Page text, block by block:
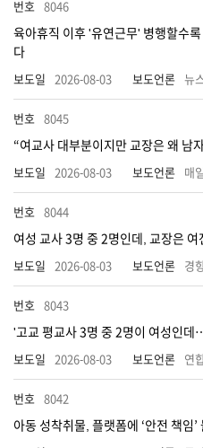
8046
육아휴직 이후 '유연근무' 병행할수
다
2026-08-03 뉴
8045
“여교사 대부분이지만 교장은 왜 남
2026-08-03 매
8044
여성 교사 3명 중 2명인데, 교장은
2026-08-03 경
8043
'고교 평교사 3명 중 2명이 여성인
2026-08-03 연
8042
아동 성착취물, 플랫폼에 ‘안전 책임